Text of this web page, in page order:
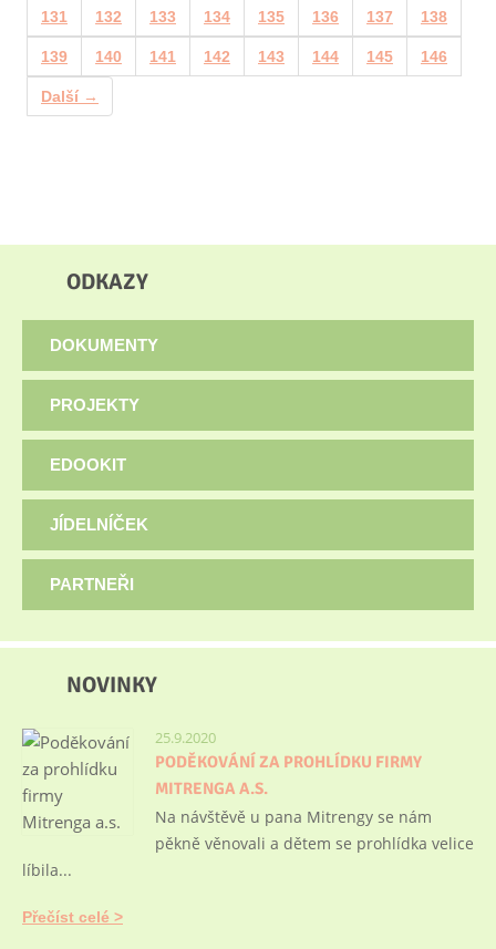
131 132 133 134 135 136 137 138
139 140 141 142 143 144 145 146
Další →
ODKAZY
DOKUMENTY
PROJEKTY
EDOOKIT
JÍDELNÍČEK
PARTNEŘI
NOVINKY
25.9.2020
PODĚKOVÁNÍ ZA PROHLÍDKU FIRMY
MITRENGA A.S.
Na návštěvě u pana Mitrengy se nám
pěkně věnovali a dětem se prohlídka velice
líbila...
Přečíst celé